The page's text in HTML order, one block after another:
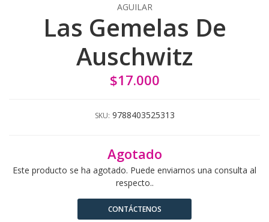
AGUILAR
Las Gemelas De
Auschwitz
$17.000
SKU: 9788403525313
Agotado
Este producto se ha agotado. Puede enviarnos una consulta al
respecto..
CONTÁCTENOS